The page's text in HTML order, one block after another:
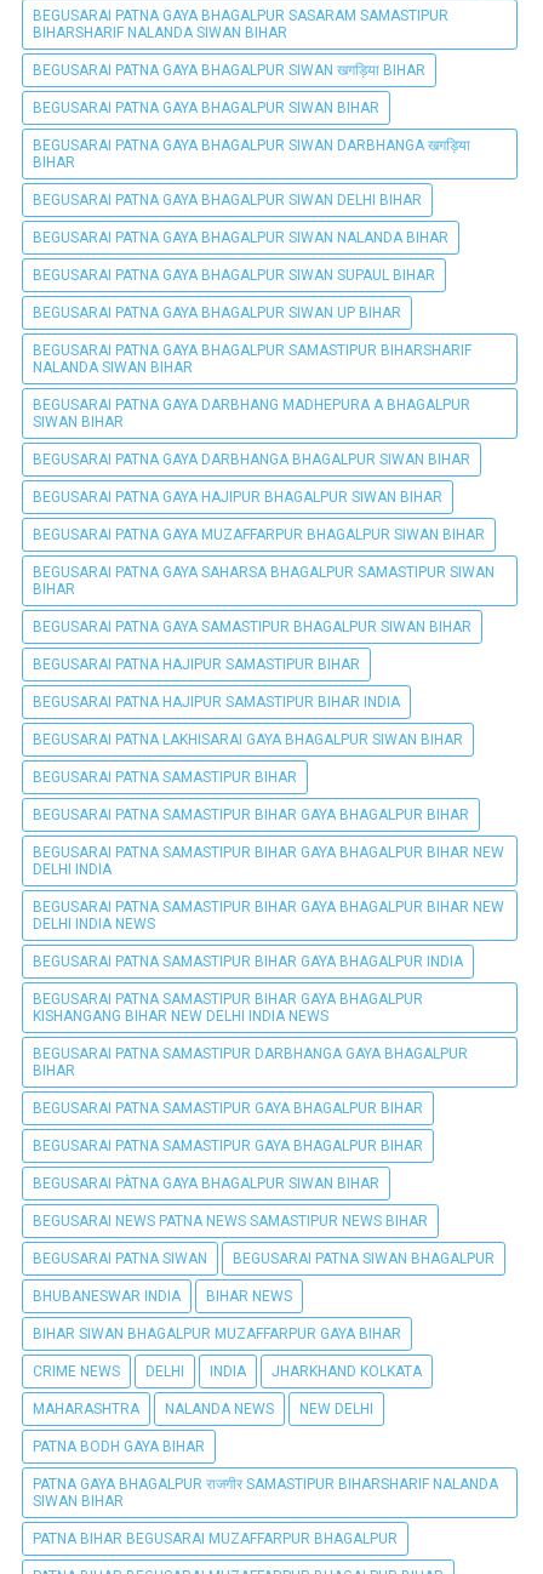
BEGUSARAI PATNA GAYA BHAGALPUR SASARAM SAMASTIPUR
BIHARSHARIF NALANDA SIWAN BIHAR
BEGUSARAI PATNA GAYA BHAGALPUR SIWAN खगड़िया BIHAR
BEGUSARAI PATNA GAYA BHAGALPUR SIWAN BIHAR
BEGUSARAI PATNA GAYA BHAGALPUR SIWAN DARBHANGA खगड़िया
BIHAR
BEGUSARAI PATNA GAYA BHAGALPUR SIWAN DELHI BIHAR
BEGUSARAI PATNA GAYA BHAGALPUR SIWAN NALANDA BIHAR
BEGUSARAI PATNA GAYA BHAGALPUR SIWAN SUPAUL BIHAR
BEGUSARAI PATNA GAYA BHAGALPUR SIWAN UP BIHAR
BEGUSARAI PATNA GAYA BHAGALPUR SAMASTIPUR BIHARSHARIF
NALANDA SIWAN BIHAR
BEGUSARAI PATNA GAYA DARBHANG MADHEPURA A BHAGALPUR
SIWAN BIHAR
BEGUSARAI PATNA GAYA DARBHANGA BHAGALPUR SIWAN BIHAR
BEGUSARAI PATNA GAYA HAJIPUR BHAGALPUR SIWAN BIHAR
BEGUSARAI PATNA GAYA MUZAFFARPUR BHAGALPUR SIWAN BIHAR
BEGUSARAI PATNA GAYA SAHARSA BHAGALPUR SAMASTIPUR SIWAN
BIHAR
BEGUSARAI PATNA GAYA SAMASTIPUR BHAGALPUR SIWAN BIHAR
BEGUSARAI PATNA HAJIPUR SAMASTIPUR BIHAR
BEGUSARAI PATNA HAJIPUR SAMASTIPUR BIHAR INDIA
BEGUSARAI PATNA LAKHISARAI GAYA BHAGALPUR SIWAN BIHAR
BEGUSARAI PATNA SAMASTIPUR BIHAR
BEGUSARAI PATNA SAMASTIPUR BIHAR GAYA BHAGALPUR BIHAR
BEGUSARAI PATNA SAMASTIPUR BIHAR GAYA BHAGALPUR BIHAR NEW
DELHI INDIA
BEGUSARAI PATNA SAMASTIPUR BIHAR GAYA BHAGALPUR BIHAR NEW
DELHI INDIA NEWS
BEGUSARAI PATNA SAMASTIPUR BIHAR GAYA BHAGALPUR INDIA
BEGUSARAI PATNA SAMASTIPUR BIHAR GAYA BHAGALPUR
KISHANGANG BIHAR NEW DELHI INDIA NEWS
BEGUSARAI PATNA SAMASTIPUR DARBHANGA GAYA BHAGALPUR
BIHAR
BEGUSARAI PATNA SAMASTIPUR GAYA BHAGALPUR BIHAR
BEGUSARAI PATNA SAMASTIPUR GAYA BHAGALPUR BIHAR
BEGUSARAI PÀTNA GAYA BHAGALPUR SIWAN BIHAR
BEGUSARAI NEWS PATNA NEWS SAMASTIPUR NEWS BIHAR
BEGUSARAI PATNA SIWAN BEGUSARAI PATNA SIWAN BHAGALPUR
BHUBANESWAR INDIA BIHAR NEWS
BIHAR SIWAN BHAGALPUR MUZAFFARPUR GAYA BIHAR
CRIME NEWS DELHI INDIA JHARKHAND KOLKATA
MAHARASHTRA NALANDA NEWS NEW DELHI
PATNA BODH GAYA BIHAR
PATNA GAYA BHAGALPUR राजगीर SAMASTIPUR BIHARSHARIF NALANDA
SIWAN BIHAR
PATNA BIHAR BEGUSARAI MUZAFFARPUR BHAGALPUR